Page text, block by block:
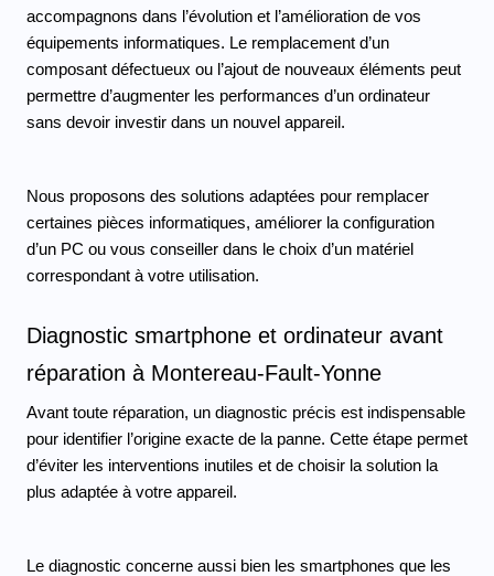
accompagnons dans l’évolution et l’amélioration de vos
équipements informatiques. Le remplacement d’un
composant défectueux ou l’ajout de nouveaux éléments peut
permettre d’augmenter les performances d’un ordinateur
sans devoir investir dans un nouvel appareil.
Nous proposons des solutions adaptées pour remplacer
certaines pièces informatiques, améliorer la configuration
d’un PC ou vous conseiller dans le choix d’un matériel
correspondant à votre utilisation.
Diagnostic smartphone et ordinateur avant
réparation à Montereau-Fault-Yonne
Avant toute réparation, un diagnostic précis est indispensable
pour identifier l’origine exacte de la panne. Cette étape permet
d’éviter les interventions inutiles et de choisir la solution la
plus adaptée à votre appareil.
Le diagnostic concerne aussi bien les smartphones que les